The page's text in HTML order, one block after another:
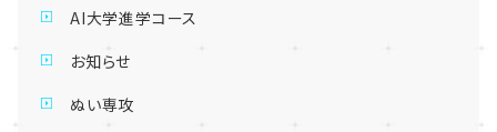
AI大学進学コース
お知らせ
ぬい専攻